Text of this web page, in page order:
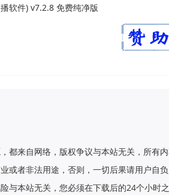
软件) v7.2.8 免费纯净版
都来自网络，版权争议与本站无关，所有
业或者非法用途，否则，一切后果请用户自
与本站无关，您必须在下载后的24个小时